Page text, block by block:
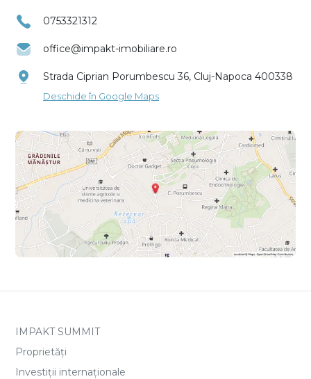
0753321312
office@impakt-imobiliare.ro
Strada Ciprian Porumbescu 36, Cluj-Napoca 400338
Deschide în Google Maps
IMPAKT SUMMIT
Proprietăți
Investiții internaționale